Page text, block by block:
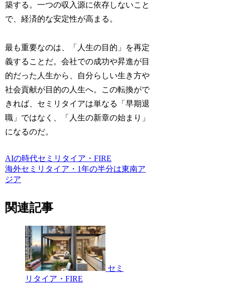
築する。一つの収入源に依存しないこと
で、経済的な安定性が高まる。
最も重要なのは、「人生の目的」を再定
義することだ。会社での成功や昇進が目
的だった人生から、自分らしい生き方や
社会貢献が目的の人生へ。この転換がで
きれば、セミリタイアは単なる「早期退
職」ではなく、「人生の新章の始まり」
になるのだ。
AIの時代セミリタイア・FIRE
海外セミリタイア・1年の半分は東南ア
ジア
関連記事
セミ
リタイア・FIRE